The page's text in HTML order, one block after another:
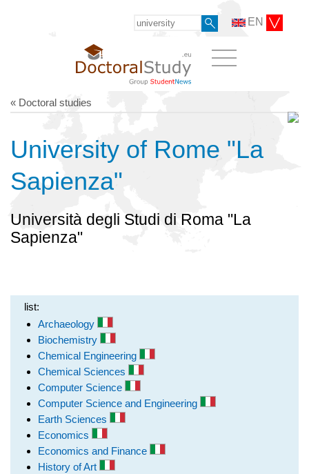
EN
« Doctoral studies
University of Rome "La
Sapienza"
Università degli Studi di Roma "La
Sapienza"
list:
Archaeology
Biochemistry
Chemical Engineering
Chemical Sciences
Computer Science
Computer Science and Engineering
Earth Sciences
Economics
Economics and Finance
History of Art